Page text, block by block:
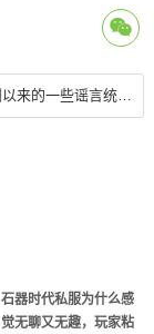
百战石器开测以来的一些谣言统一回复
石器时代私服为什么感
觉无聊又无趣，玩家粘